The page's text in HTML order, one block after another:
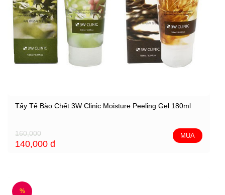
Tẩy Tế Bào Chết 3W Clinic Moisture Peeling Gel 180ml
160,000
140,000 đ
MUA
%